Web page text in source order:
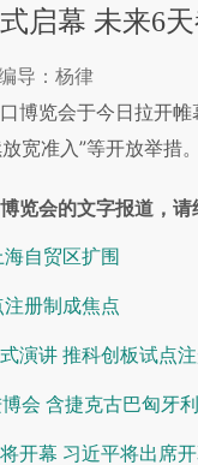
启幕 未来6
导：杨律
博览会于今日拉开
宽准入”等开放举
览会的文字报道，请
自贸区扩围
注册制成焦点
演讲 推科创板试点注
会 含捷克古巴匈牙
开幕 习近平将出席